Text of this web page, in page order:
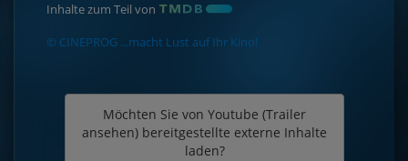
Inhalte zum Teil von
© CINEPROG ...macht Lust auf Ihr Kino!
Möchten Sie von Youtube (Trailer
ansehen) bereitgestellte externe Inhalte
laden?